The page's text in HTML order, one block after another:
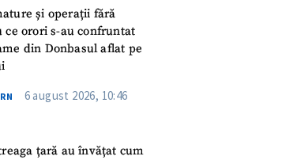
și operații fără
ce orori s-au confruntat
din Donbasul aflat pe
6 august 2026, 10:46
țară au învățat cum